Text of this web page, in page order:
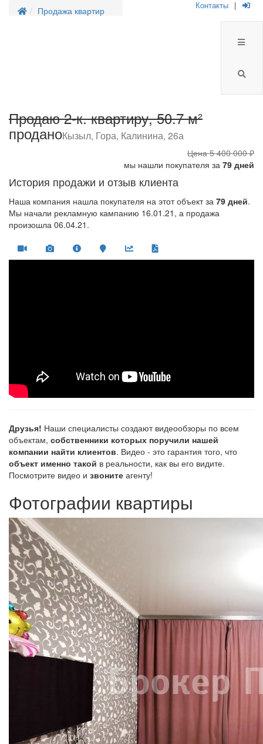
Продажа квартир Контакты |
Продаю 2-к. квартиру, 50.7 м²
проданоКызыл, Гора, Калинина, 26а
Цена5 400 000 ₽
мы нашли покупателя за 79 дней
История продажи и отзыв клиента
Наша компания нашла покупателя на этот объект за 79 дней.
Мы начали рекламную кампанию 16.01.21, а продажа
произошла 06.04.21.
Друзья! Наши специалисты создают видеообзоры по всем
объектам, собственники которых поручили нашей
компании найти клиентов. Видео - это гарантия того, что
объект именно такой в реальности, как вы его видите.
Посмотрите видео и звоните агенту!
Фотографии квартиры